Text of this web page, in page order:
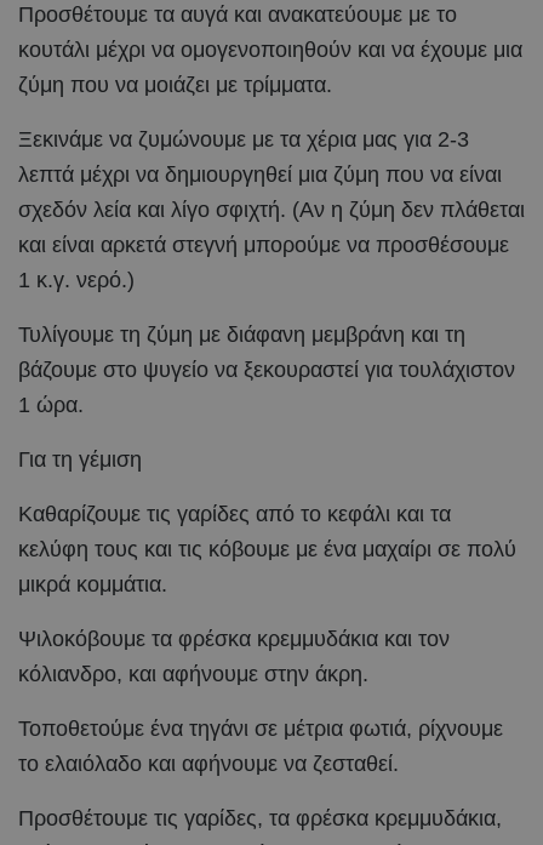
Προσθέτουμε τα αυγά και ανακατεύουμε με το
κουτάλι μέχρι να ομογενοποιηθούν και να έχουμε μια
ζύμη που να μοιάζει με τρίμματα.
Ξεκινάμε να ζυμώνουμε με τα χέρια μας για 2-3
λεπτά μέχρι να δημιουργηθεί μια ζύμη που να είναι
σχεδόν λεία και λίγο σφιχτή. (Αν η ζύμη δεν πλάθεται
και είναι αρκετά στεγνή μπορούμε να προσθέσουμε
1 κ.γ. νερό.)
Τυλίγουμε τη ζύμη με διάφανη μεμβράνη και τη
βάζουμε στο ψυγείο να ξεκουραστεί για τουλάχιστον
1 ώρα.
Για τη γέμιση
Καθαρίζουμε τις γαρίδες από το κεφάλι και τα
κελύφη τους και τις κόβουμε με ένα μαχαίρι σε πολύ
μικρά κομμάτια.
Ψιλοκόβουμε τα φρέσκα κρεμμυδάκια και τον
κόλιανδρο, και αφήνουμε στην άκρη.
Τοποθετούμε ένα τηγάνι σε μέτρια φωτιά, ρίχνουμε
το ελαιόλαδο και αφήνουμε να ζεσταθεί.
Προσθέτουμε τις γαρίδες, τα φρέσκα κρεμμυδάκια,